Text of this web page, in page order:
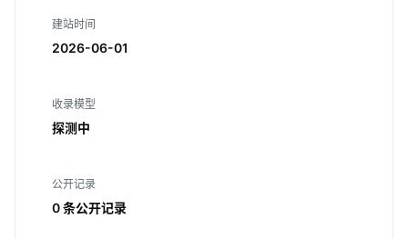
建站时间
2026-06-01
收录模型
探测中
公开记录
0 条公开记录